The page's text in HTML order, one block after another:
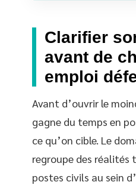
Clarifier
avant de
emploi
Avant d’ouvrir le
gagne du temps en
ce qu’on cible. Le
regroupe des réalités
postes civils au sein